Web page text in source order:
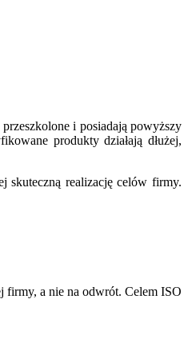
i posiadają powyższy
produkty działają dłużej,
skuteczną realizację celów firmy.
firmy, a nie na odwrót. Celem ISO